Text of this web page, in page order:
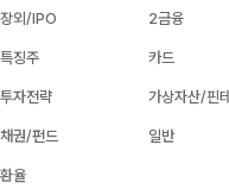
장외/IPO
특징주
투자전략
채권/펀드
환율
2금융
카드
가상자산/핀
일반